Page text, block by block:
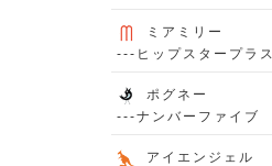
ミアミリー
---ヒップスタープラス
ポグネー
---ナンバーファイブ
アイエンジェル